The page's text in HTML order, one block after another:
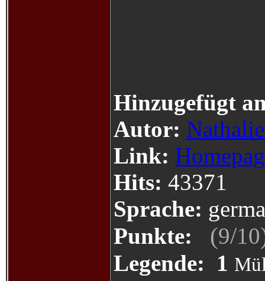
Hinzugefügt
Autor:
Link:
Hits: 43371
Sprache:
Punkte:
(9/10
Legende: 1